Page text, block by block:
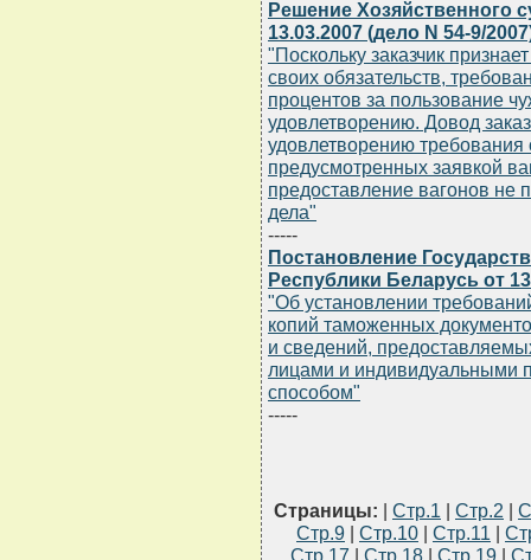
Решение Хозяйственного
13.03.2007 (дело N 54-9/
"Поскольку заказчик
своих обязательств,
процентов за пользование
удовлетворению. Довод
удовлетворению требования
предусмотренных заявкой
предоставление вагонов не
дела"
-----
Постановление
Республики Беларусь от
"Об установлении
копий таможенных
и сведений,
лицами и индивидуальными
способом"
-----
Страницы: | Стр.1 | Стр.2 |
Стр.9 | Стр.10 | Стр.11 |
Стр.17 | Стр.18 | Стр.19 |